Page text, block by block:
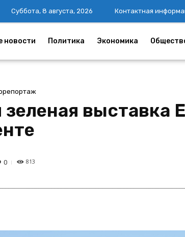
Суббота, 8 августа, 2026 Контактная
новости Политика Экономика
зеленая выставка
0 813